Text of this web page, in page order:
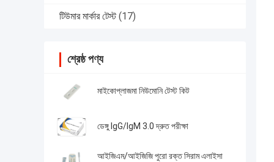
টিউমার মার্কার টেস্ট (17)
শ্রেষ্ঠ পণ্য
মাইকোপ্লাজমা নিউমোনি টেস্ট কিট
ডেঙ্গু IgG/IgM 3.0 দ্রুত পরীক্ষা
আইজিএম/আইজিজি পুরো রক্ত সিরাম এলাইসা